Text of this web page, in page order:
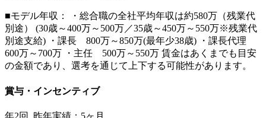
■モデル年収： ・総合職の全社平均年収は約580万（残業代
別途） (30歳～400万～500万／35歳～450万～550万※残業代
別途支給) ・課長 800万～850万(最年少38歳) ・課長代理
600万～700万 ・主任 500万～550万 賃金はあくまでも目安
の金額であり、選考を通じて上下する可能性があります。
賞与・インセンティブ
年2回 昨年実績：5ヶ月